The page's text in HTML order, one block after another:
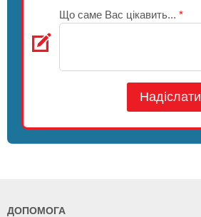
Що саме Вас цікавить... *
Надіслати
ДОПОМОГА